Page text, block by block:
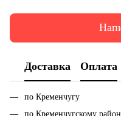
Доставка Оплата
по Кременчугу
по Кременчугскому